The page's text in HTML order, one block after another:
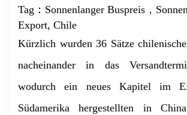
Tag：Sonnenlanger Buspreis，
Export, Chile
Kürzlich wurden 36 Sätze
nacheinander in das
wodurch ein neues Kapitel im
Südamerika hergestellten in